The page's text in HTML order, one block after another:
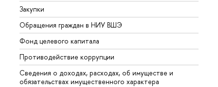
Закупки
Обращения граждан в НИУ ВШЭ
Фонд целевого капитала
Противодействие коррупции
Сведения о доходах, расходах, об имуществе и
обязательствах имущественного характера